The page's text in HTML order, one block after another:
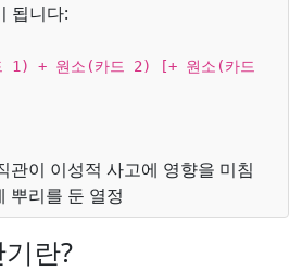
됩니다:
1) + 원소(카드 2) [+ 원소(카드
관이 이성적 사고에 영향을 미침
뿌리를 둔 열정
란?